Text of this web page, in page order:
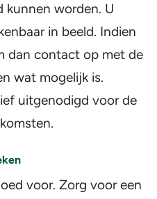
kunnen worden. U
in beeld. Indien
dan contact op met de
wat mogelijk is.
uitgenodigd voor de
voor. Zorg voor een